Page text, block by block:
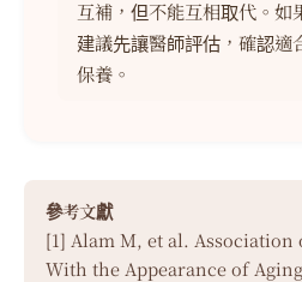
互補，但不能互相取代。如
建議先讓醫師評估，確認適
保養。
參考文獻
[1] Alam M, et al. Association
With the Appearance of